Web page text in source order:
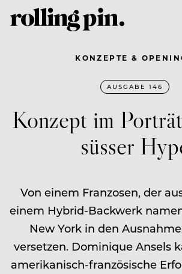
KONZEPTE &
AUSGABE 146
Konzept im
süsser
Von einem Franzosen, der
einem Hybrid-Backwerk
New York in den
versetzen. Dominique Ansels
amerikanisch-französische